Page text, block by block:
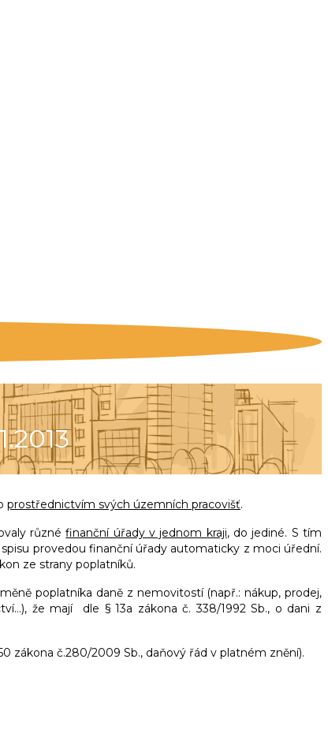
prostřednictvím svých územních pracovišť.
různéfinanční úřady v jednom kraji, do jediné. S tím
provedou finanční úřady automaticky z moci úřední.
ze strany poplatníků.
poplatníka daně z nemovitostí (např.: nákup, prodej,
že mají dle § 13a zákona č. 338/1992 Sb., o dani z
zákona č.280/2009 Sb., daňový řád v platném znění).